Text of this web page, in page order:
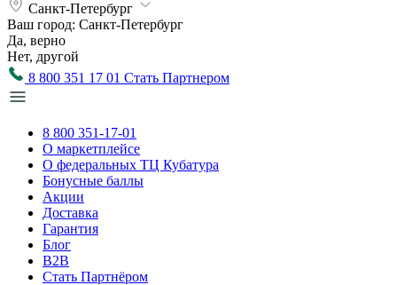
Санкт-Петербург
Ваш город: Санкт-Петербург
Да, верно
Нет, другой
8 800 351 17 01 Стать Партнером
8 800 351-17-01
О маркетплейсе
О федеральных ТЦ Кубатура
Бонусные баллы
Акции
Доставка
Гарантия
Блог
B2B
Стать Партнёром